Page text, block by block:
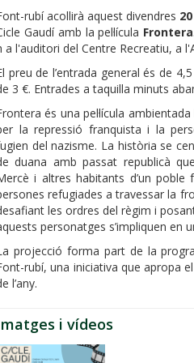
rubí acollirà aquest divendres
Gaudí amb la pel·lícula Frontera
a l'auditori del Centre Recreatiu, a
preu de l’entrada general és de
3 €. Entrades a taquilla minuts
és una pel·lícula
la repressió franquista i la
del nazisme. La història se
duana amb passat republicà
i altres habitants d’un poble
refugiades a travessar la
les ordres del règim i
personatges s’impliquen en
projecció forma part de la
rubí, una iniciativa que apropa
l’any.
i vídeos